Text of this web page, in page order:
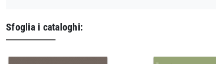
Sfoglia i cataloghi: